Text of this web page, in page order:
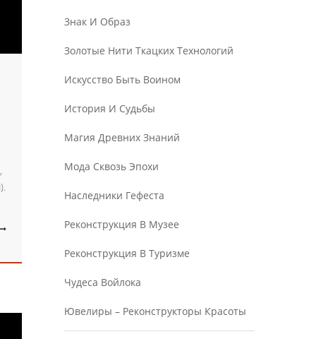
Знак И Образ
Золотые Нити Ткацких Технологий
Искусство Быть Воином
История И Судьбы
Магия Древних Знаний
Мода Сквозь Эпохи
Наследники Гефеста
Реконструкция В Музее
Реконструкция В Туризме
Чудеса Войлока
Ювелиры – Реконструкторы Красоты